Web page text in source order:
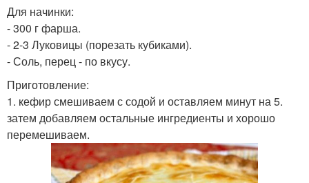
Для начинки:
- 300 г фарша.
- 2-3 Луковицы (порезать кубиками).
- Соль, перец - по вкусу.
Приготовление:
1. кефир смешиваем с содой и оставляем минут на 5.
затем добавляем остальные ингредиенты и хорошо
перемешиваем.